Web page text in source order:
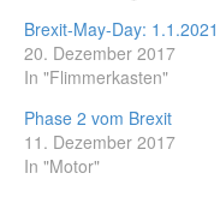
Brexit-May-Day: 1.1.2021
20. Dezember 2017
In "Flimmerkasten"
Phase 2 vom Brexit
11. Dezember 2017
In "Motor"